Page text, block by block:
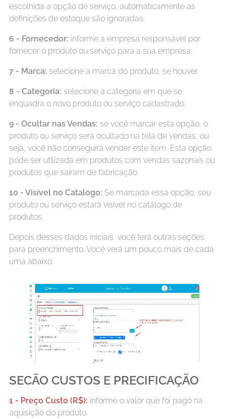
escolhida a opção de serviço, automaticamente as
definições de estoque são ignoradas.
6 - Fornecedor: informe a empresa responsável por
fornecer o produto ou serviço para a sua empresa.
7 - Marca: selecione a marca do produto, se houver.
8 - Categoria: selecione a categoria em que se
enquadra o novo produto ou serviço cadastrado.
9 - Ocultar nas Vendas: se você marcar esta opção, o
produto ou serviço será ocultado na tela de vendas, ou
seja, você não conseguirá vender este item. Esta opção
pode ser utilizada em produtos com vendas sazonais ou
produtos que saíram de fabricação.
10 - Visível no Catalogo: Se marcada essa opção, seu
produto ou serviço estará visível no catálogo de
produtos.
Depois desses dados iniciais, você terá outras seções
para preenchimento. Você verá um pouco mais de cada
uma abaixo.
SECÃO CUSTOS E PRECIFICAÇÃO
1 - Preço Custo (R$): informe o valor que foi pago na
aquisição do produto.